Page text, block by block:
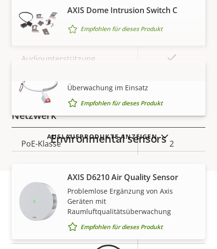
–
Audio
Eigentumsbeschreibung Eigentumswert
Audiounterstützung
Integriertes Mikrofon
Netzwerk
Eigentumsbeschreibung Eigentumswert
PoE-Klasse 2
Eigentumsbeschreibung
Signiertes OS
MEHR ANZEIGEN
AXIS Dome Intrusion Switch C
Empfohlen für dieses Produkt
Überwachung im Einsatz
Empfohlen für dieses Produkt
Environmental sensors
AXIS D6210 Air Quality Sensor
Problemlose Ergänzung von Axis
Geräten mit
Raumluftqualitätsüberwachung
Empfohlen für dieses Produkt
AUSLAUFPRODUKTE ANZEIGEN
Gewährleistung